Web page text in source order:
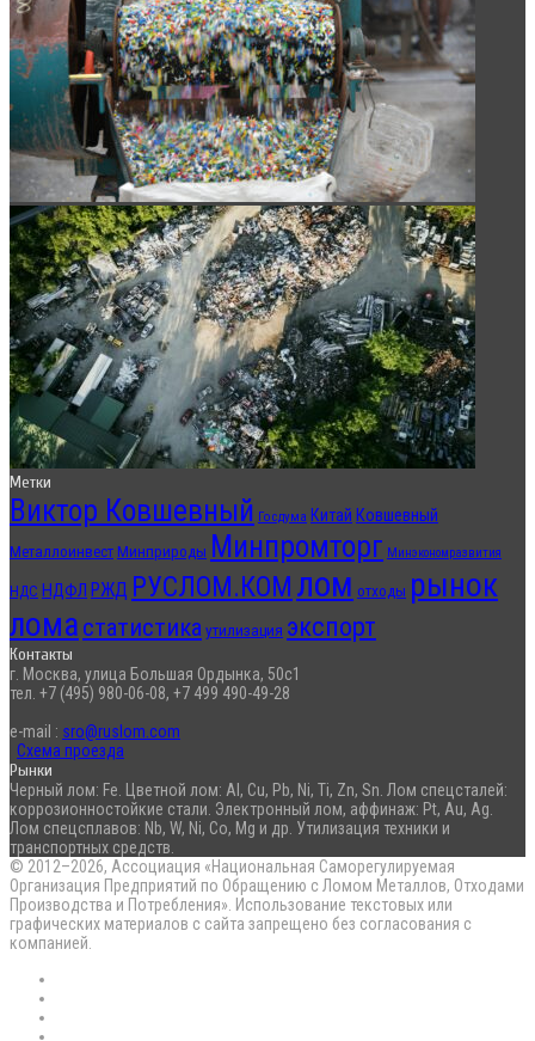
Метки
Виктор Ковшевный Госдума Китай Ковшевный
Металлоинвест Минприроды Минпромторг Минэкономразвития
НДС НДФЛ РЖД РУСЛОМ.КОМ лом отходы рынок
лома статистика утилизация экспорт
Контакты
г. Москва, улица Большая Ордынка, 50с1
тел. +7 (495) 980-06-08, +7 499 490-49-28
e-mail : sro@ruslom.com
Схема проезда
Рынки
Черный лом: Fe. Цветной лом: Al, Cu, Pb, Ni, Ti, Zn, Sn. Лом спецсталей:
коррозионностойкие стали. Электронный лом, аффинаж: Pt, Au, Ag.
Лом спецсплавов: Nb, W, Ni, Co, Mg и др. Утилизация техники и
транспортных средств.
© 2012–2026, Ассоциация «Национальная Саморегулируемая
Организация Предприятий по Обращению с Ломом Металлов, Отходами
Производства и Потребления». Использование текстовых или
графических материалов с сайта запрещено без согласования с
компанией.